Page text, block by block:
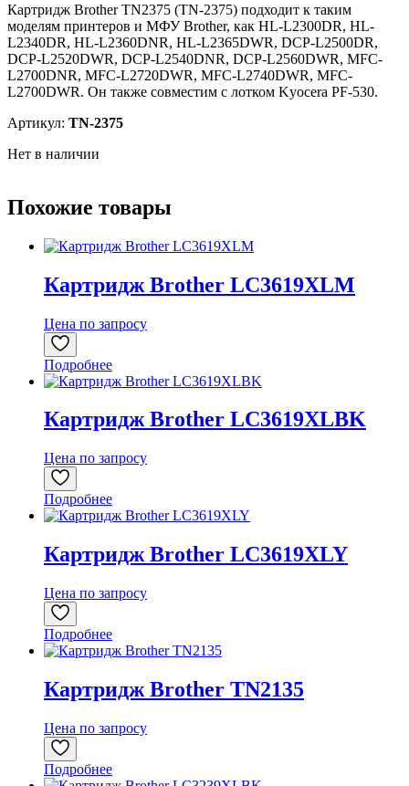
Картридж Brother TN2375 (TN-2375) подходит к таким
моделям принтеров и МФУ Brother, как HL-L2300DR, HL-
L2340DR, HL-L2360DNR, HL-L2365DWR, DCP-L2500DR,
DCP-L2520DWR, DCP-L2540DNR, DCP-L2560DWR, MFC-
L2700DNR, MFC-L2720DWR, MFC-L2740DWR, MFC-
L2700DWR. Он также совместим с лотком Kyocera PF-530.
Артикул: TN-2375
Нет в наличии
Похожие товары
Картридж Brother LC3619XLM
Цена по запросу
Подробнее
Картридж Brother LC3619XLBK
Цена по запросу
Подробнее
Картридж Brother LC3619XLY
Цена по запросу
Подробнее
Картридж Brother TN2135
Цена по запросу
Подробнее